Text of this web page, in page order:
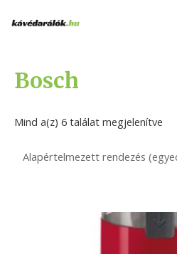
Bosch
Mind a(z) 6 találat megjelenítve